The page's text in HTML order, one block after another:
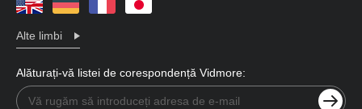
Alte limbi
Alăturați-vă listei de corespondență Vidmore: